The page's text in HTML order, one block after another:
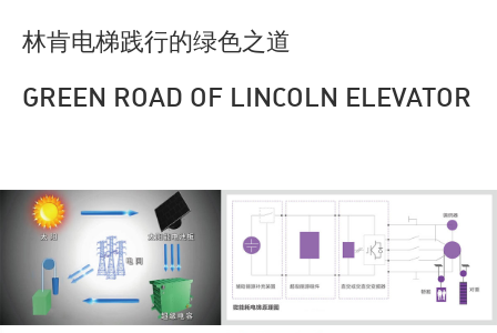
林肯电梯践行的绿色之道
GREEN ROAD OF LINCOLN ELEVATOR